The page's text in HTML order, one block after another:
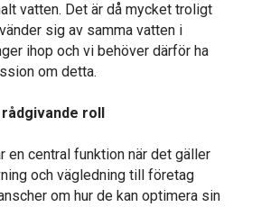
vatten. Det är då mycket troligt
sig av samma vatten i
ihop och vi behöver därför ha
om detta.
roll
en central funktion när det gäller
och vägledning till företag
om hur de kan optimera sin